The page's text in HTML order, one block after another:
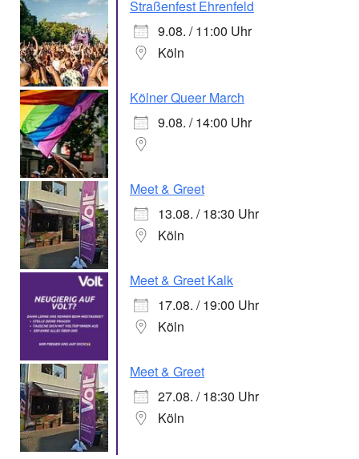
Straßenfest Ehrenfeld
9.08. / 11:00 Uhr
Köln
Kölner Queer March
9.08. / 14:00 Uhr
Meet & Greet
13.08. / 18:30 Uhr
Köln
Meet & Greet Kalk
17.08. / 19:00 Uhr
Köln
Meet & Greet
27.08. / 18:30 Uhr
Köln